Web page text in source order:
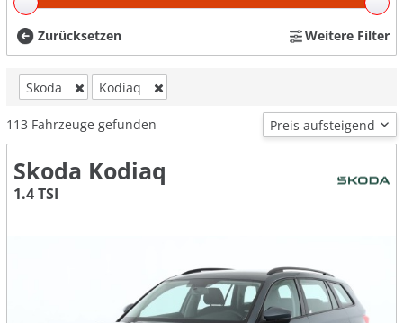
Zurücksetzen Weitere Filter
Skoda Kodiaq
113 Fahrzeuge gefunden
Skoda Kodiaq
1.4 TSI